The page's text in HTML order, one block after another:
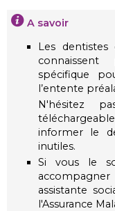
A savoir
Les dentistes
spécifique
l’entente
N'hésitez
informer le
inutiles.
Si vous le
assistante
l'Assurance